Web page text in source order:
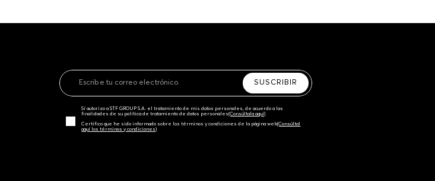
SUSCRIBIR
Sí autorizo a STF GROUP S.A. el tratamiento de mis datos personales, de acuerdo a las
finalidades de su política de tratamiento de datos personales‎(Consúltala aquí)
Certifico que he sido informado sobre los términos y condiciones de la página web‎(Consúltal
aquí los términos y condiciones)